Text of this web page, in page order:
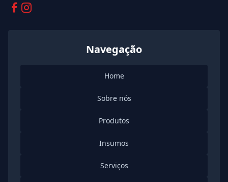
Facebook
Navegação
Home
Sobre nós
Produtos
Insumos
Serviços